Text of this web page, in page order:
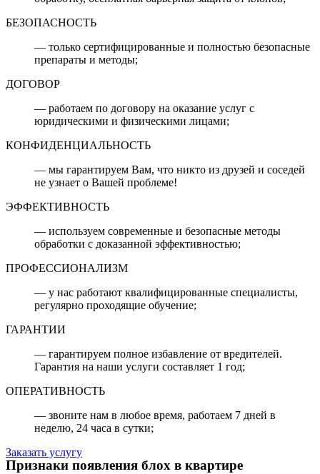
БЕЗОПАСНОСТЬ
— только сертифицированные и полностью безопасные
препараты и методы;
ДОГОВОР
— работаем по договору на оказание услуг с
юридическими и физическими лицами;
КОНФИДЕНЦИАЛЬНОСТЬ
— мы гарантируем Вам, что никто из друзей и соседей
не узнает о Вашей проблеме!
ЭФФЕКТИВНОСТЬ
— используем современные и безопасные методы
обработки с доказанной эффективностью;
ПРОФЕССИОНАЛИЗМ
— у нас работают квалифицированные специалисты,
регулярно проходящие обучение;
ГАРАНТИИ
— гарантируем полное избавление от вредителей.
Гарантия на наши услуги составляет 1 год;
ОПЕРАТИВНОСТЬ
— звоните нам в любое время, работаем 7 дней в
неделю, 24 часа в сутки;
Заказать услугу
Признаки появления блох в квартире